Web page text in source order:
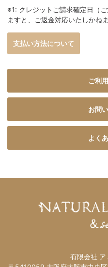
※1: クレジットご請求確定日（
ますと、ご返金対応いたしかねま
支払い方法について
ご利
お問
よく
有限会社